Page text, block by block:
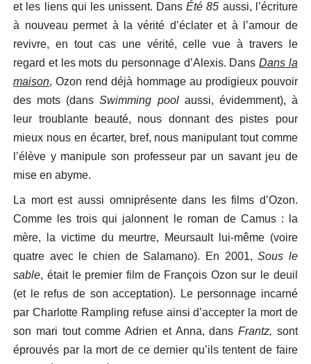
et les liens qui les unissent. DansÉté 85 aussi, l’écriture
à nouveau permet à la vérité d’éclater et à l’amour de
revivre, en tout cas une vérité, celle vue à travers le
regard et les mots du personnage d’Alexis. DansDans la
maison, Ozon rend déjà hommage au prodigieux pouvoir
des mots (dansSwimming poolaussi, évidemment), à
leur troublante beauté, nous donnant des pistes pour
mieux nous en écarter, bref, nous manipulant tout comme
l’élève y manipule son professeur par un savant jeu de
mise en abyme.
La mort est aussi omniprésente dans les films d’Ozon.
Comme les trois qui jalonnent le roman de Camus : la
mère, la victime du meurtre, Meursault lui-même (voire
quatre avec le chien de Salamano). En 2001,Sous le
sable, était le premier film de François Ozon sur le deuil
(et le refus de son acceptation). Le personnage incarné
par Charlotte Rampling refuse ainsi d’accepter la mort de
son mari tout comme Adrien et Anna, dansFrantz, sont
éprouvés par la mort de ce dernier qu’ils tentent de faire